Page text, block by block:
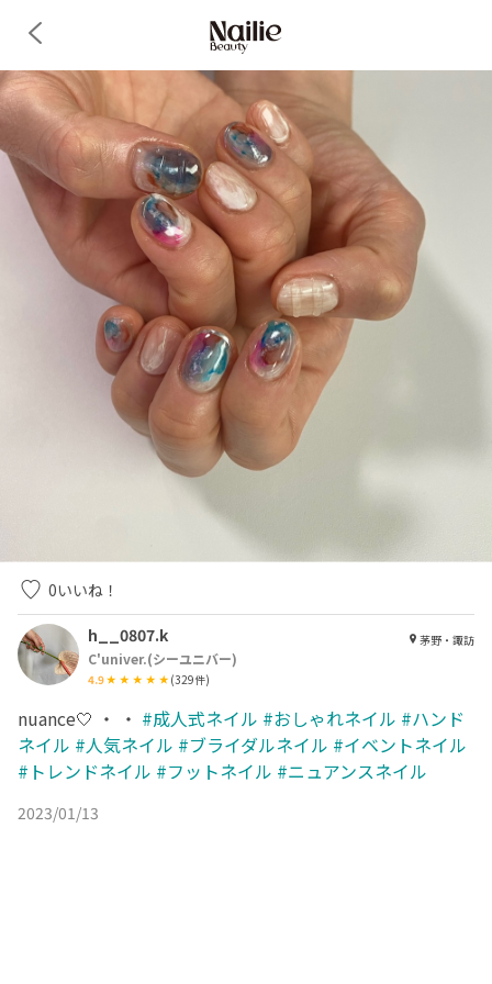
0いいね！
h__0807.k
C'univer.(シーユニバー)
4.9 (329件)
茅野・諏訪
nuance🤍 ・ ・ #成人式ネイル #おしゃれネイル #ハンド
ネイル #人気ネイル #ブライダルネイル #イベントネイル
#トレンドネイル #フットネイル #ニュアンスネイル
2023/01/13